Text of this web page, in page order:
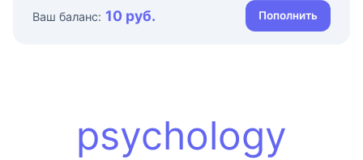
Ваш баланс: 10 руб. Пополнить
psychology